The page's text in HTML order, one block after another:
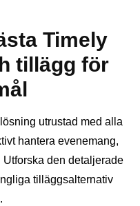
Timely
tillägg för
utrustad med alla
hantera evenemang,
den detaljerade
tilläggsalternativ